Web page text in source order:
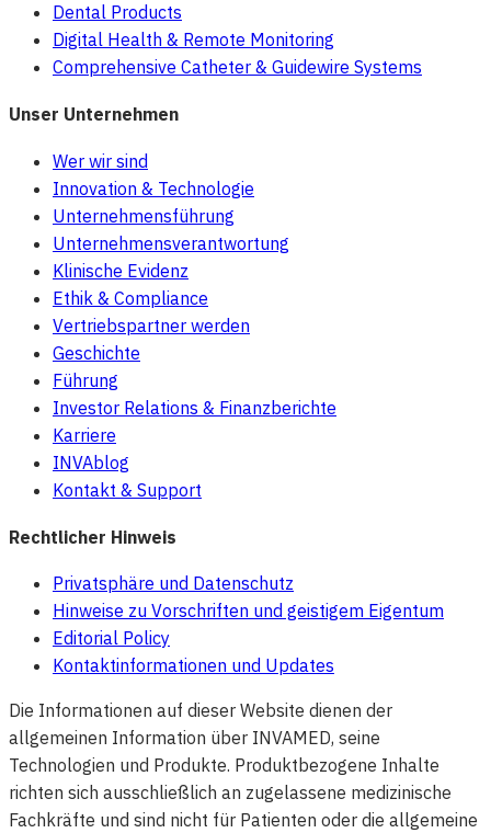
Dental Products
Digital Health & Remote Monitoring
Comprehensive Catheter & Guidewire Systems
Unser Unternehmen
Wer wir sind
Innovation & Technologie
Unternehmensführung
Unternehmensverantwortung
Klinische Evidenz
Ethik & Compliance
Vertriebspartner werden
Geschichte
Führung
Investor Relations & Finanzberichte
Karriere
INVAblog
Kontakt & Support
Rechtlicher Hinweis
Privatsphäre und Datenschutz
Hinweise zu Vorschriften und geistigem Eigentum
Editorial Policy
Kontaktinformationen und Updates
Die Informationen auf dieser Website dienen der
allgemeinen Information über INVAMED, seine
Technologien und Produkte. Produktbezogene Inhalte
richten sich ausschließlich an zugelassene medizinische
Fachkräfte und sind nicht für Patienten oder die allgemeine